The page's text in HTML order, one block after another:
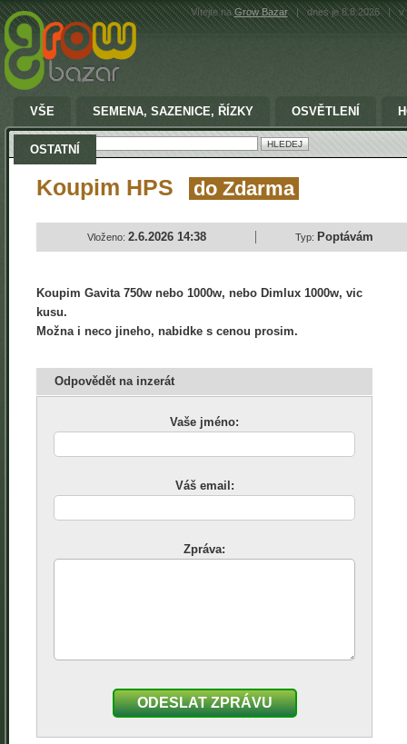
Vítejte naGrow Bazar | dnes je 8.8.2026 | v
VŠE SEMENA, SAZENICE, ŘÍZKY OSVĚTLENÍ
OSTATNÍ
Vyhledat:
Koupim HPS do Zdarma
Vloženo: 2.6.2026 14:38 Typ: Poptávám
Koupim Gavita 750w nebo 1000w, nebo Dimlux 1000w, vic
kusu.
Možna i neco jineho, nabidke s cenou prosim.
Odpovědět na inzerát
Vaše jméno:
Váš email:
Zpráva:
ODESLAT ZPRÁVU